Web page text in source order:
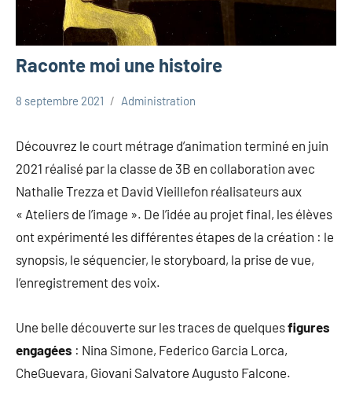
Raconte moi une histoire
Uncategorized
8 septembre 2021 Administration
Découvrez le court métrage d’animation terminé en juin
2021 réalisé par la classe de 3B en collaboration avec
Nathalie Trezza et David Vieillefon réalisateurs aux
« Ateliers de l’image ». De l’idée au projet final, les élèves
ont expérimenté les différentes étapes de la création : le
synopsis, le séquencier, le storyboard, la prise de vue,
l’enregistrement des voix.
Une belle découverte sur les traces de quelquesfigures
engagées : Nina Simone, Federico Garcia Lorca,
CheGuevara, Giovani Salvatore Augusto Falcone.